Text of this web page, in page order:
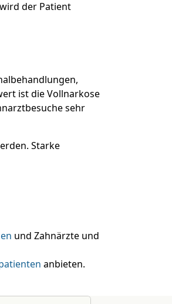
der Patient
ist die Vollnarkose
sehr
Starke
und Zahnärzte und
anbieten.